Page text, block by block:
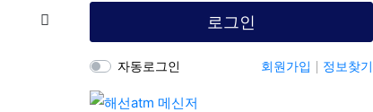
로그인
자동로그인 회원가입 정보찾기